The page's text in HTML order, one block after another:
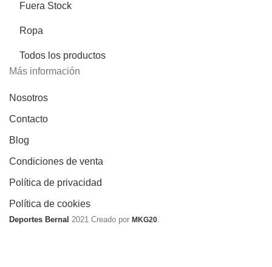
Fuera Stock
Ropa
Todos los productos
Más información
Nosotros
Contacto
Blog
Condiciones de venta
Política de privacidad
Política de cookies
Deportes Bernal 2021 Creado por MKG20.